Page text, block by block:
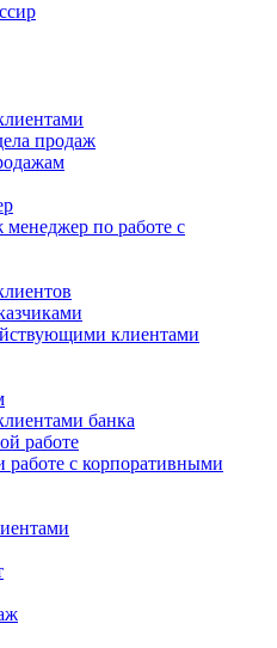
продаж
по работе с
клиентами
банка
работе
с корпоративными